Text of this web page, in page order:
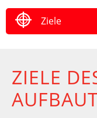
Ziele
ZIELE